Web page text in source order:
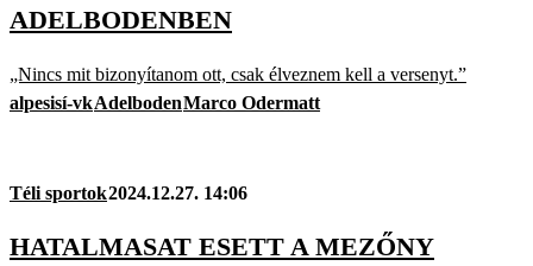
ADELBODENBEN
„Nincs mit bizonyítanom ott, csak élveznem kell a versenyt.”
alpesisí-vkAdelbodenMarco Odermatt
Téli sportok2024.12.27. 14:06
HATALMASAT ESETT A MEZŐNY